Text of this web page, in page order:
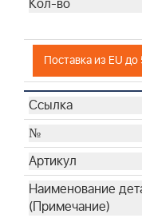
Поставка из EU